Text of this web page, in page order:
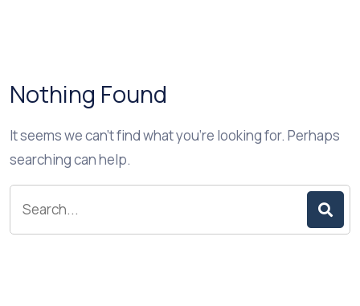
Nothing Found
It seems we can’t find what you’re looking for. Perhaps
searching can help.